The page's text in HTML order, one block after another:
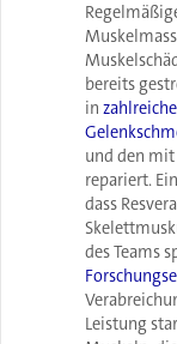
bereits
in
und den
repariert.
dass
des Teams
Leistung